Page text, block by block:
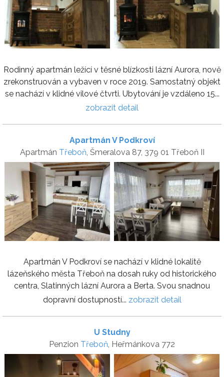
Rodinný apartmán ležící v těsné blízkosti lázní Aurora, nově
zrekonstruován a vybaven v roce 2019. Samostatný objekt
se nachází v klidné vilové čtvrti. Ubytování je vzdáleno 15...
zobrazit detail
Apartmán V Podkroví
Apartmán Třeboň, Šmeralova 87, 379 01 Třeboň II
Apartmán V Podkroví se nachází v klidné lokalitě
lázeňského města Třeboň na dosah ruky od historického
centra, Slatinných lázní Aurora a Berta. Svou snadnou
dopravní dostupností... zobrazit detail
U Studny
Penzion Třeboň , Heřmánkova 772